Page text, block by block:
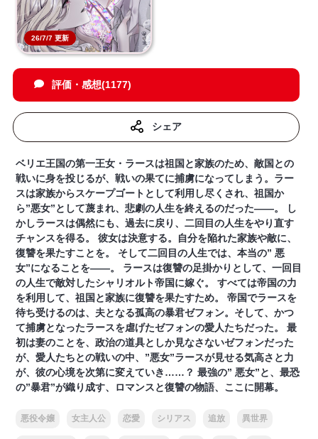
26/7/7 更新
評価・感想(1177)
シェア
ベリエ王国の第一王女・ラースは祖国と家族のため、敵国との
戦いに身を投じるが、戦いの果てに捕虜になってしまう。ラー
スは家族からスケープゴートとして利用し尽くされ、祖国か
ら”悪女”として蔑まれ、悲劇の人生を終えるのだった――。 し
かしラースは偶然にも、過去に戻り、二回目の人生をやり直す
チャンスを得る。 彼女は決意する。自分を陥れた家族や敵に、
復讐を果たすことを。 そして二回目の人生では、本当の” 悪
女”になることを――。 ラースは復讐の足掛かりとして、一回目
の人生で敵対したシャリオルト帝国に嫁ぐ。 すべては帝国の力
を利用して、祖国と家族に復讐を果たすため。 帝国でラースを
待ち受けるのは、夫となる孤高の暴君ゼフォン。そして、かつ
て捕虜となったラースを虐げたゼフォンの愛人たちだった。 最
初は妻のことを、政治の道具としか見なさないゼフォンだった
が、愛人たちとの戦いの中、”悪女”ラースが見せる気高さと力
が、彼の心境を次第に変えていき……？ 最強の” 悪女”と、最恐
の”暴君”が織り成す、ロマンスと復讐の物語、ここに開幕。
悪役令嬢 女主人公 恋愛 シリアス 追放 異世界